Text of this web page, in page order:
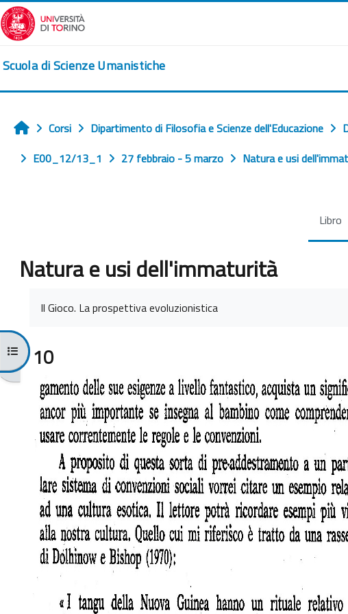
Vai al contenuto principale
Scuola di Scienze Umanistiche
Apri indice del corso
Home
Corsi Dipartimento di Filosofia e Scienze dell'Educazione
E00_12/13_1
27 febbraio - 5 marzo Natura e usi
Libro
Natura e usi dell'immaturità
Il Gioco. La prospettiva evoluzionistica
10